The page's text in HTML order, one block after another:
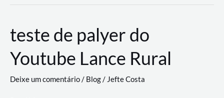
revoluciona
de
trabalho
com
a
teste de palyer do
Youtube Lance Rural
Deixe um comentário/ Blog/ Jefte Costa